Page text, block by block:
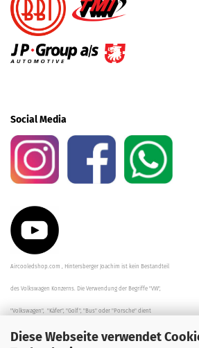
Diese Webseite verwendet
Social Media
Aircooledshop.com , Hintersberger Joachim ist kein Bestandteil
des Volkswagen Konzerns. Die Verwendung der Begriffe "VW",
"Volkswagen", "Käfer", "Golf", "Bus" oder "Porsche" dient
der Beschreibung der Teile und stellt in keinem Fall eine direkte